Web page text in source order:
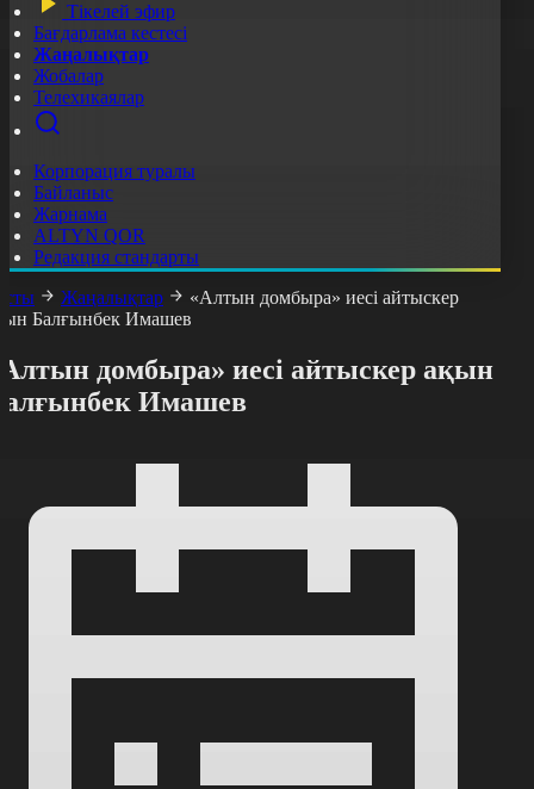
Тікелей эфир
Бағдарлама кестесі
Жаңалықтар
Жобалар
Телехикаялар
Корпорация туралы
Байланыс
Жарнама
ALTYN QOR
Редакция стандарты
Жаңалықтар
«Алтын домбыра» иесі айтыскер
Балғынбек Имашев
домбыра» иесі айтыскер ақын
Имашев